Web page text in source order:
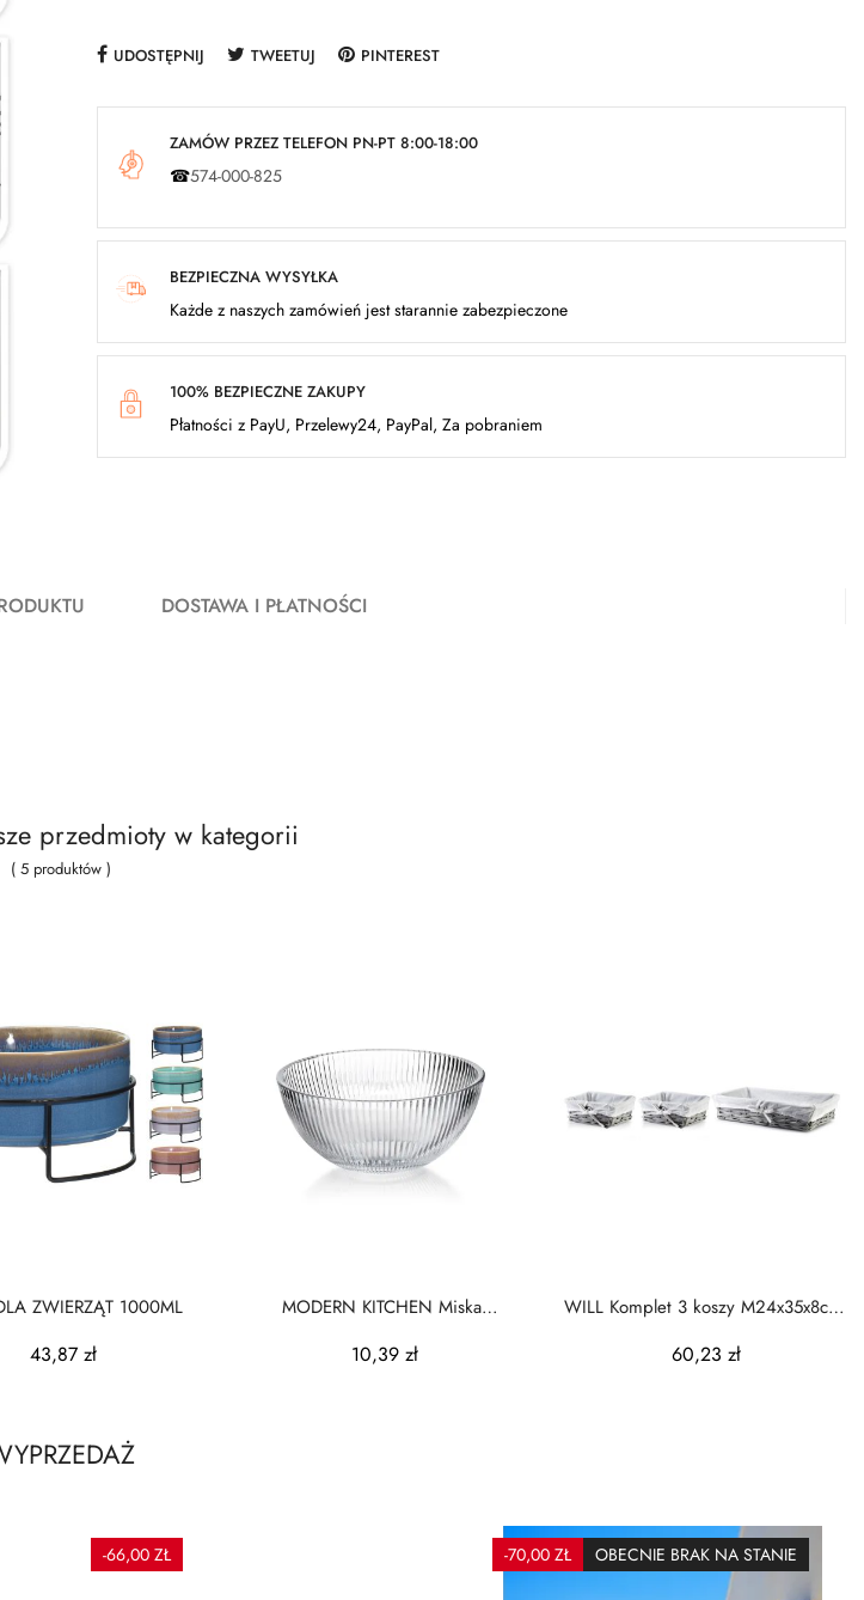
UDOSTĘPNIJ TWEETUJ PINTEREST
ZAMÓW PRZEZ TELEFON PN-PT 8:00-18:00
☎574-000-825
BEZPIECZNA WYSYŁKA
Każde z naszych zamówień jest starannie zabezpieczone
100% BEZPIECZNE ZAKUPY
Płatności z PayU, Przelewy24, PayPal, Za pobraniem
DOSTAWA I PŁATNOŚCI
przedmioty w kategorii
( 5 produktów )
ZWIERZĄT 1000ML
43,87 zł
MODERN KITCHEN Miska
10,39 zł
WILL Komplet 3 koszy M24x35x8cm
60,23 zł
-66,00 ZŁ -70,00 ZŁ OBECNIE BRAK NA STANIE